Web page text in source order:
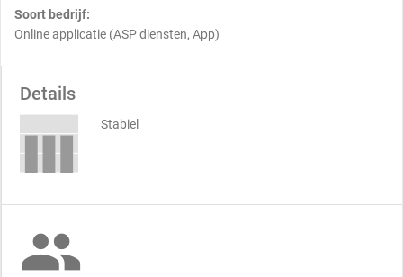
Soort bedrijf:
Online applicatie (ASP diensten, App)
Details
Stabiel
 -